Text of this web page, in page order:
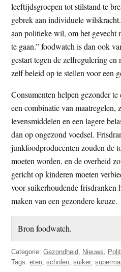
leeftijdsgroepen tot stilstand te
gebrek aan individuele
aan politieke wil, om het gevecht
te gaan.” foodwatch is dan ook
gestart tegen de zelfregulering
zelf beleid op te stellen voor een
Consumenten helpen gezonder
een combinatie van
levensmiddelen en een lagere
dan op ongezond voedsel.
junkfoodproducenten zouden de
moeten worden, en de overheid
gericht op kinderen moeten
voor suikerhoudende frisdranken
maken van een gezondere keuze.
Bron foodwatch.
Categorie:Gezondheid, Nieuws,
Tags:eten,scholen,suiker,